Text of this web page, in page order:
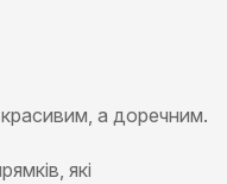
а доречним.
які